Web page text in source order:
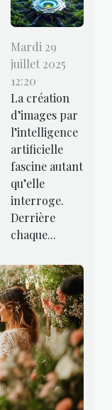
Mardi 29
juillet 2025
12:20
La création
d’images par
l’intelligence
artificielle
fascine autant
qu’elle
interroge.
Derrière
chaque...